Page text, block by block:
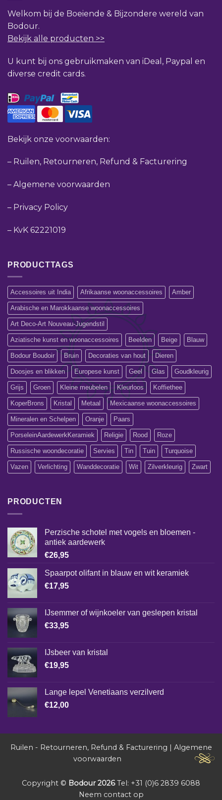
Welkom bij de Boeiende & Bijzondere wereld van
Bodour.
Bekijk alle producten >>
U kunt bij ons gebruikmaken van iDeal, Paypal en
diverse credit cards.
Bekijk onze voorwaarden:
– Ruilen, Retourneren, Refund & Facturering
– Algemene voorwaarden
– Privacy Policy
– KvK 62221019
PRODUCTTAGS
Accessoires uit India Afrikaanse woonaccessoires Amber
Arabische en Marokkaanse woonaccessoires
Art Deco-Art Nouveau-Jugendstil
Aziatische kunst en woonaccessoires Beelden Beige Blauw
Bodour Boudoir Bruin Decoraties van hout Dieren
Doosjes en blikken Europese kunst Geel Glas Goudkleurig
Grijs Groen Kleine meubelen Kleurloos Koffiethee
KoperBrons Kristal Metaal Mexicaanse woonaccessoires
Mineralen en Schelpen Oranje Paars
PorseleinAardewerkKeramiek Religie Rood Roze
Russische woondecoratie Servies Tin Tuin Turquoise
Vazen Verlichting Wanddecoratie Wit Zilverkleurig Zwart
PRODUCTEN
Perzische schotel met vogels en bloemen -
antiek aardewerk
€26,95
Spaarpot olifant in blauw en wit keramiek
€17,95
IJsemmer of wijnkoeler van geslepen kristal
€33,95
IJsbeer van kristal
€19,95
Lange lepel Venetiaans verzilverd
€12,00
Ruilen - Retourneren, Refund & Facturering | Algemene
voorwaarden
Copyright © Bodour 2026Tel: +31 (0)6 2839 6088
Neem contact op